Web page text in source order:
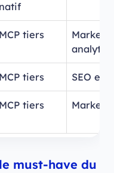
natif
MCP tiers
analytics
MCP tiers SEO et
MCP tiers
must-have du